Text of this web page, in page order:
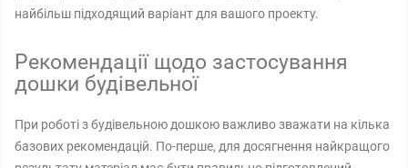
найбільш підходящий варіант для вашого проекту.
Рекомендації щодо застосування
дошки будівельної
При роботі з будівельною дошкою важливо зважати на кілька
базових рекомендацій. По-перше, для досягнення найкращого